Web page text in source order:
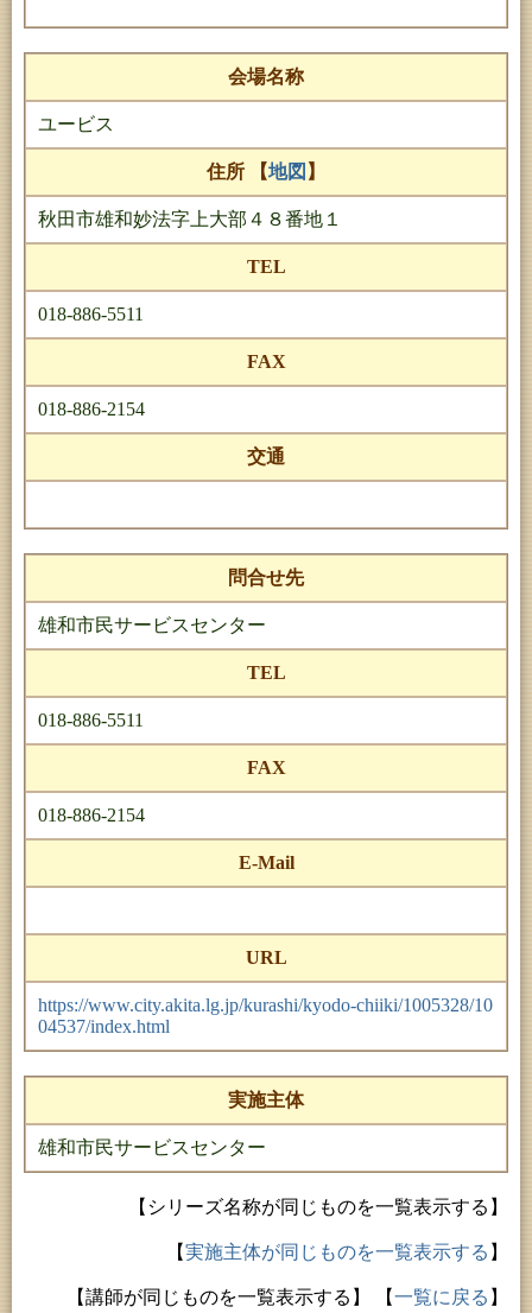
会場名称
ユービス
住所 【地図 】
秋田市雄和妙法字上大部４８番地１
TEL
018-886-5511
FAX
018-886-2154
交通
問合せ先
雄和市民サービスセンター
TEL
018-886-5511
FAX
018-886-2154
E-Mail
URL
https://www.city.akita.lg.jp/kurashi/kyodo-chiiki/1005328/10
04537/index.html
実施主体
雄和市民サービスセンター
【シリーズ名称が同じものを一覧表示する】
【実施主体が同じものを一覧表示する 】
【講師が同じものを一覧表示する】 【一覧に戻る 】